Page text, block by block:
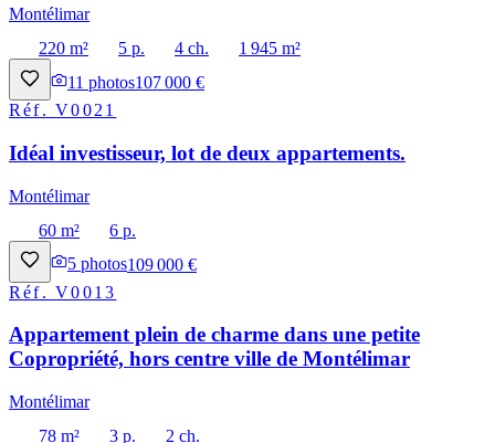
Montélimar
220 m²
5 p. 4 ch.
1 945 m²
11 photos107 000 €
Réf.V0021
Idéal investisseur, lot de deux appartements.
Montélimar
60 m²
6 p.
5 photos109 000 €
Réf.V0013
Appartement plein de charme dans une petite
Copropriété, hors centre ville de Montélimar
Montélimar
78 m²
3 p.
2 ch.